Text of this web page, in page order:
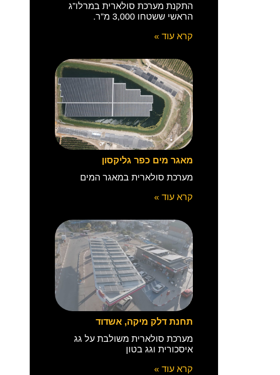
התקנת מערכת סולארית במרלו”ג
הראשי ששטחו 3,000 מ”ר.
קרא עוד »
מאגר מים כפר גליקסון
מערכת סולארית במאגר המים
קרא עוד »
תחנת דלק מיקה, אשדוד
מערכת סולארית משולבת על גג
איסכורית וגג בטון
קרא עוד »